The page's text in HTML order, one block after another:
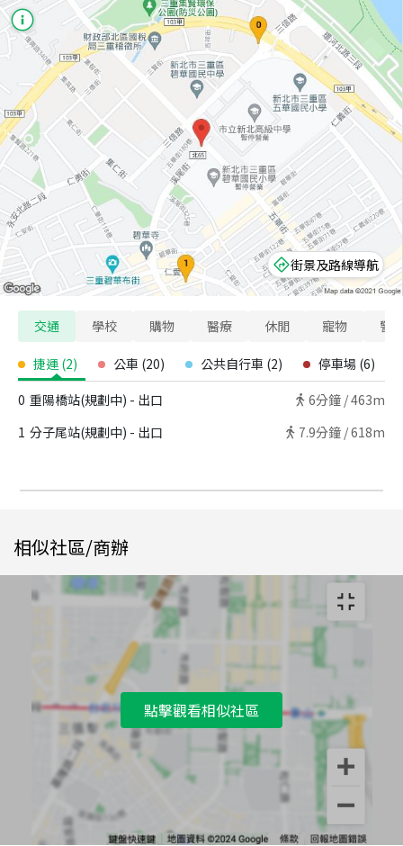
街景及路線導航
交通 學校 購物 醫療 休閒 寵物 警
捷運 (2) 公車 (20) 公共自行車 (2) 停車場 (6)
0 重陽橋站(規劃中) - 出口 6分鐘 /463m
1 分子尾站(規劃中) - 出口 7.9分鐘 /618m
相似社區/商辦
點擊觀看相似社區